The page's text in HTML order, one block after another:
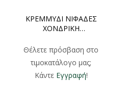
ΚΡΕΜΜΥΔΙ ΝΙΦΑΔΕΣ
ΧΟΝΔΡΙΚΗ
Θέλετε πρόσβαση στο
τιμοκατάλογο μας;
Κάντε Εγγραφή!